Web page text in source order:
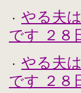
・
やる夫
です ２８
・
やる夫
です ２８